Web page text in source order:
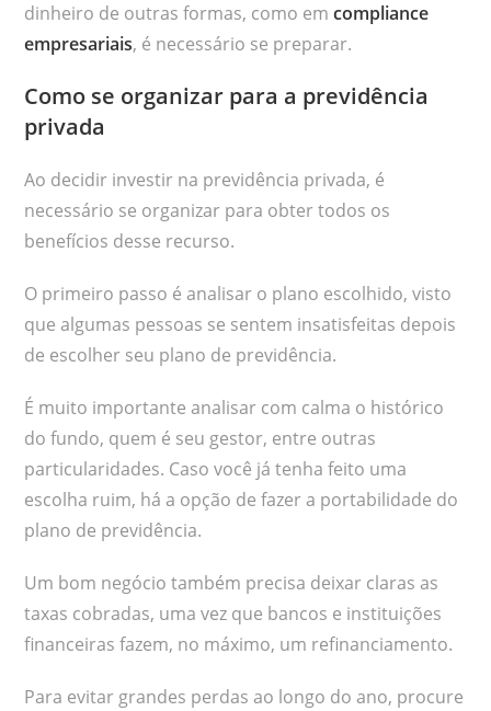
dinheiro de outras formas, como em compliance
empresariais, é necessário se preparar.
Como se organizar para a previdência
privada
Ao decidir investir na previdência privada, é
necessário se organizar para obter todos os
benefícios desse recurso.
O primeiro passo é analisar o plano escolhido, visto
que algumas pessoas se sentem insatisfeitas depois
de escolher seu plano de previdência.
É muito importante analisar com calma o histórico
do fundo, quem é seu gestor, entre outras
particularidades. Caso você já tenha feito uma
escolha ruim, há a opção de fazer a portabilidade do
plano de previdência.
Um bom negócio também precisa deixar claras as
taxas cobradas, uma vez que bancos e instituições
financeiras fazem, no máximo, um refinanciamento.
Para evitar grandes perdas ao longo do ano, procure